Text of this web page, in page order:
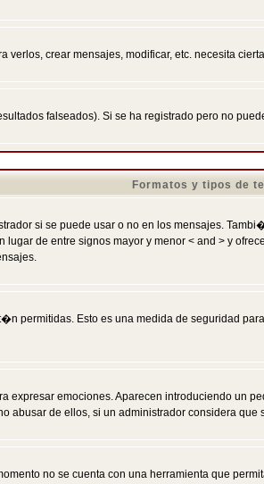
crear mensajes, modificar, etc. necesita
falseados). Si se ha registrado pero no
Formatos y tipos de
si se puede usar o no en los mensajes.
lugar de entre signos mayor y menor < and > y
permitidas. Esto es una medida de seguridad
emociones. Aparecen introduciendo un
de ellos, si un administrador considera
no se cuenta con una herramienta que